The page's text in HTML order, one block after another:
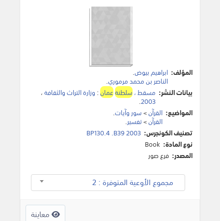
المؤلف: ابراهيم بيوض.
الناصر بن محمد مرموري.
بيانات النشر: مسقط ،سلطنةعمان: وزارة التراث والثقافة،
2003
.
المواضيع: القرآن>سور وآيات.
القرآن>تفسير.
تصنيف الكونجرس: BP130.4 .B39 2003
نوع المادة: Book
المصدر: فرع صور
مجموع الأوعية المتوفرة : 2
معاينة